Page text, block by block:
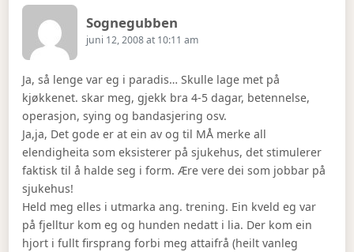
Sognegubben
juni 12, 2008 at 10:11 am
Ja, så lenge var eg i paradis… Skulle lage met på
kjøkkenet. skar meg, gjekk bra 4-5 dagar, betennelse,
operasjon, sying og bandasjering osv.
Ja,ja, Det gode er at ein av og til MÅ merke all
elendigheita som eksisterer på sjukehus, det stimulerer
faktisk til å halde seg i form. Ære vere dei som jobbar på
sjukehus!
Held meg elles i utmarka ang. trening. Ein kveld eg var
på fjelltur kom eg og hunden nedatt i lia. Der kom ein
hjort i fullt firsprang forbi meg attaifrå (heilt vanleg